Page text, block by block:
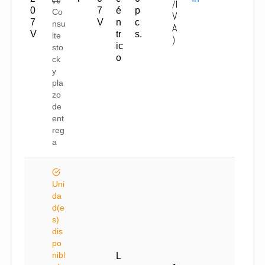
0
7
V
Co
nsu
lte
sto
ck
y
pla
zo
de
ent
reg
a
7
V
é
n
tr
ic
o
p
c
s.
/I
V
A
)
Uni
da
d(e
s)
dis
po
nibl
L